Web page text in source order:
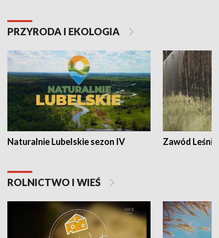
PRZYRODA I EKOLOGIA
Naturalnie Lubelskie sezon IV Zawód Leśnik
ROLNICTWO I WIEŚ